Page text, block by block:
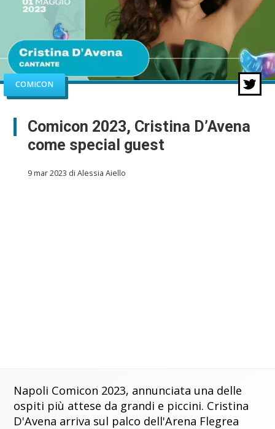
COMICON
Comicon 2023, Cristina D’Avena
come special guest
9 mar 2023 di Alessia Aiello
Napoli Comicon 2023, annunciata una delle
ospiti più attese da grandi e piccini. Cristina
D'Avena arriva sul palco dell'Arena Flegrea